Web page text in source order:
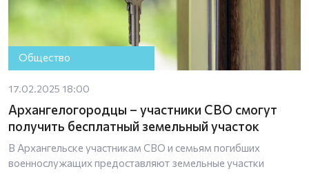
Общество
17.02.2025 18:00
Архангелогородцы – участники СВО смогут
получить бесплатный земельный участок
В Архангельске участникам СВО и семьям погибших
военнослужащих предоставляют земельные участки